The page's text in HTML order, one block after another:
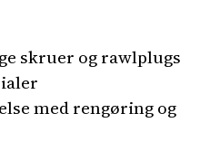
skruer og rawlplugs
med rengøring og